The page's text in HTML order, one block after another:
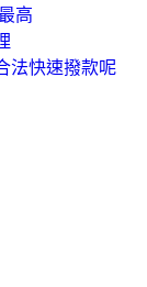
高
法快速撥款呢